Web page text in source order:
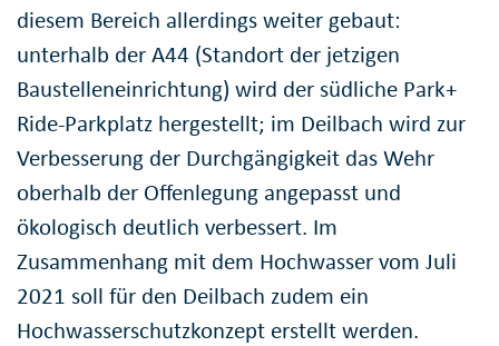
diesem Bereich allerdings weiter gebaut:
unterhalb der A44 (Standort der jetzigen
Baustelleneinrichtung) wird der südliche Park+
Ride-Parkplatz hergestellt; im Deilbach wird zur
Verbesserung der Durchgängigkeit das Wehr
oberhalb der Offenlegung angepasst und
ökologisch deutlich verbessert. Im
Zusammenhang mit dem Hochwasser vom Juli
2021 soll für den Deilbach zudem ein
Hochwasserschutzkonzept erstellt werden.